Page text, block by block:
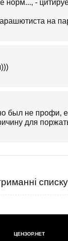
норм..., -
на
был не профи,
для
ЦЕНЗОР.НЕТ